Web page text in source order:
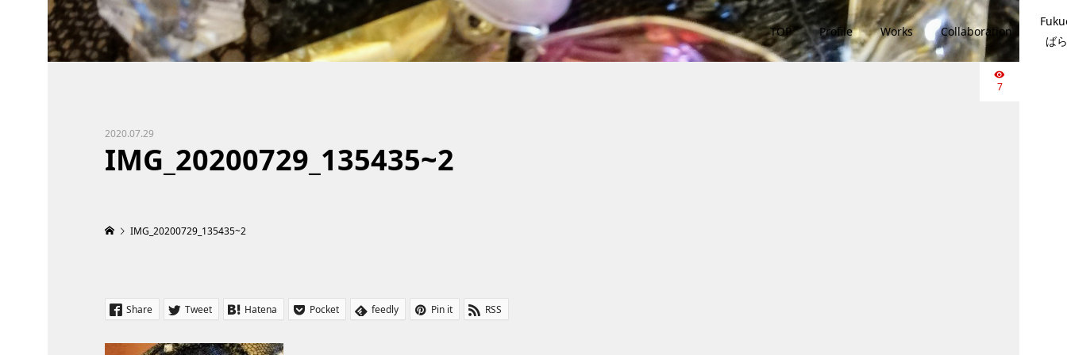
TOP Profile Works Collaboration
ば
2020.07.29
IMG_20200729_135435~2
7
IMG_20200729_135435~2
Share Tweet Hatena Pocket feedly Pin it RSS